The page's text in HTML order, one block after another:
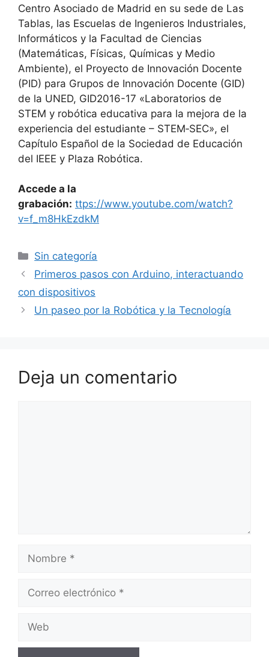
Centro Asociado de Madrid en su sede de Las
Tablas, las Escuelas de Ingenieros Industriales,
Informáticos y la Facultad de Ciencias
(Matemáticas, Físicas, Químicas y Medio
Ambiente), el Proyecto de Innovación Docente
(PID) para Grupos de Innovación Docente (GID)
de la UNED, GID2016-17 «Laboratorios de
STEM y robótica educativa para la mejora de la
experiencia del estudiante – STEM‐SEC», el
Capítulo Español de la Sociedad de Educación
del IEEE y Plaza Robótica.
Accede a la
grabación: ttps://www.youtube.com/watch?
v=f_m8HkEzdkM
Categorías
Sin categoría
Primeros pasos con Arduino, interactuando
con dispositivos
Un paseo por la Robótica y la Tecnología
Deja un comentario
Nombre
Correo
Web